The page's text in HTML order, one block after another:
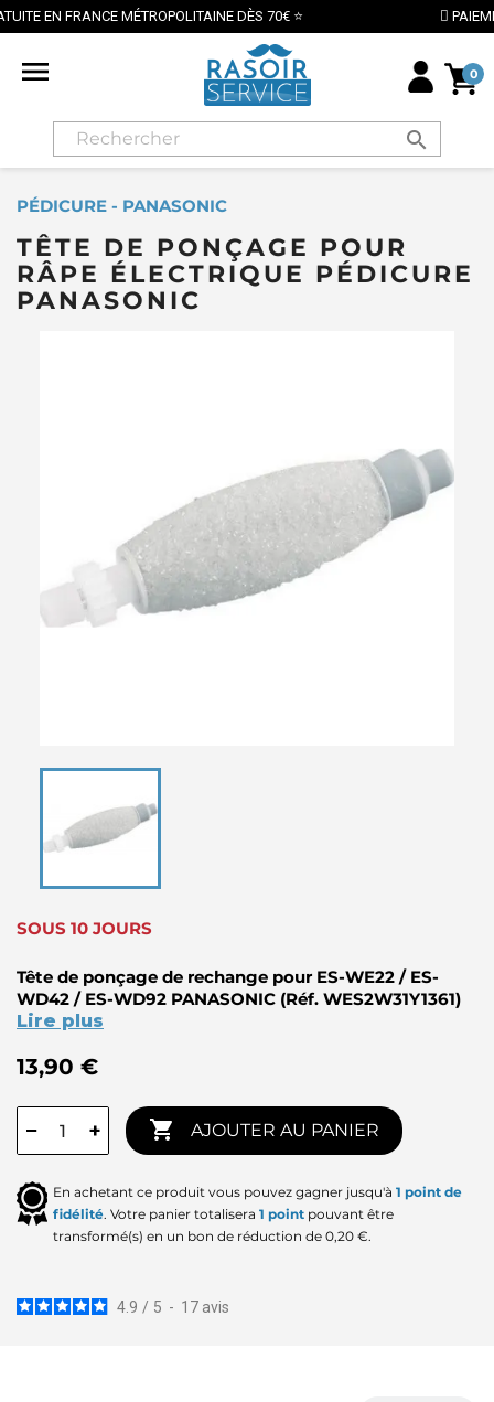
MÉTROPOLITAINE DÈS 70€ ⭐ PAIEMENT
 0
search
PÉDICURE - PANASONIC
TÊTE DE PONÇAGE POUR
RÂPE ÉLECTRIQUE PÉDICURE
PANASONIC
SOUS 10 JOURS
Tête de ponçage de rechange pour ES-WE22 / ES-
WD42 / ES-WD92 PANASONIC (Réf. WES2W31Y1361)
Lire plus
13,90 €
− +  AJOUTER AU PANIER
En achetant ce produit vous pouvez gagner jusqu'à 1 point de
fidélité. Votre panier totalisera 1 point pouvant être
transformé(s) en un bon de réduction de 0,20 €.
4.9 / 5 - 17 avis